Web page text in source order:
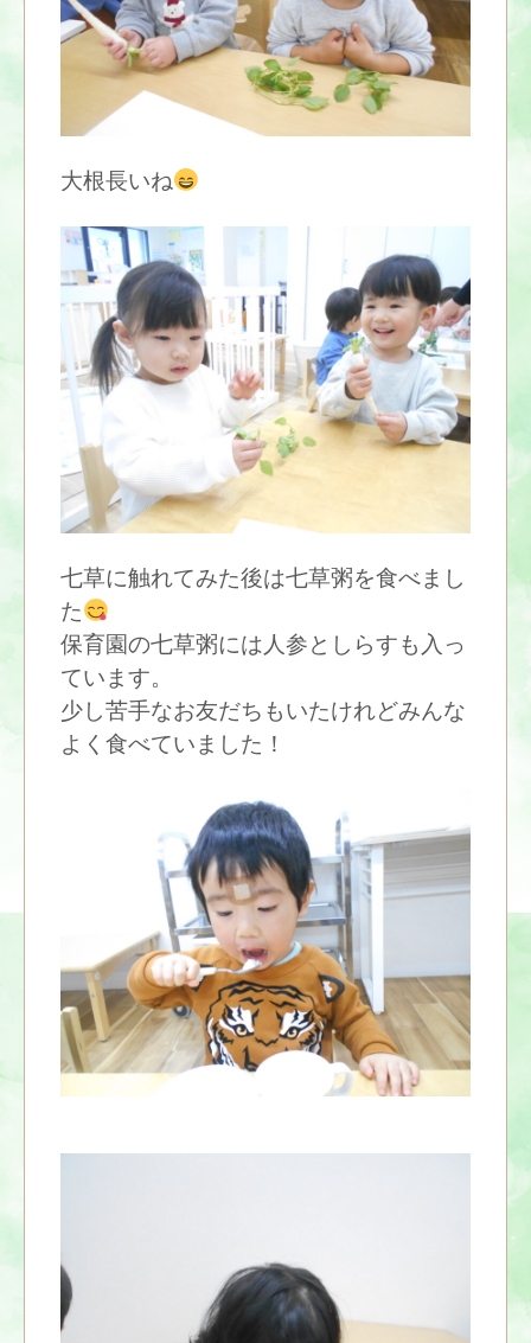
大根長いね
七草に触れてみた後は七草粥を食べまし
た
保育園の七草粥には人参としらすも入っ
ています。
少し苦手なお友だちもいたけれどみんな
よく食べていました！